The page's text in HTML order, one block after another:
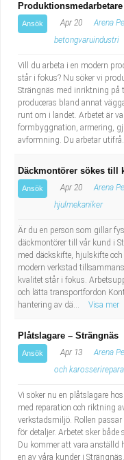
Ansök Apr 20 Arena
betongvaruindustri
Vill du arbeta i en modern
står i fokus? Nu söker vi
Strängnäs med inriktning på
produceras bland annat
runt om i landet. Arbetet är
formbyggnation, armering,
avformning. Du arbetar
Däckmontörer sökes till
Ansök Apr 20 Arena
hjulmekaniker
Är du en person som gillar
däckmontörer till vår kund i
med däckskifte, hjulskifte
modern verkstad
kvalitet står i fokus.
och lätta transportfordon
hantering av dä...
Visa mer
Plåtslagare – Strängnäs
Ansök Apr 13 Arena
och
Vi söker nu en plåtslagare
med reparation och riktning
verkstadsmiljö. Rollen
för detaljer. Arbetet sker
Du kommer att vara anställd
en av våra kunder i